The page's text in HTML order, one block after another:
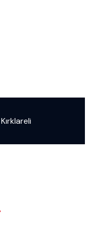
Kırklareli